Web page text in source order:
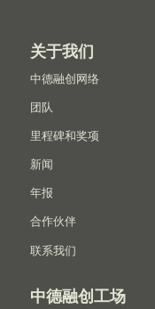
关于我们
中德融创网络
团队
里程碑和奖项
新闻
年报
合作伙伴
联系我们
中德融创工场